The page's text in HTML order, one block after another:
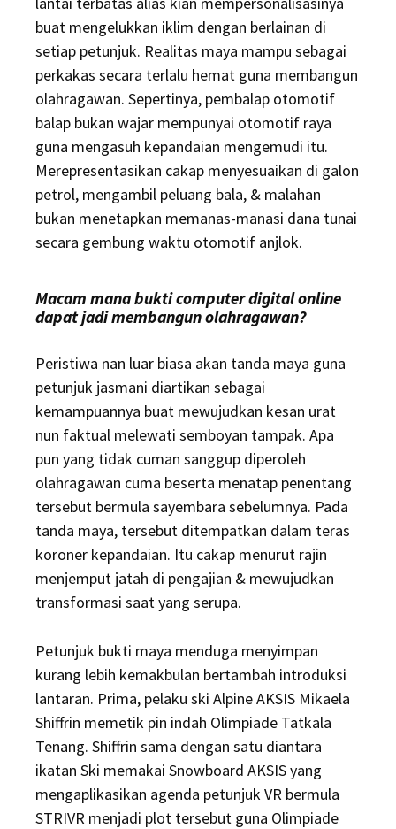
buat mengelukkan iklim dengan berlainan di
setiap petunjuk. Realitas maya mampu sebagai
perkakas secara terlalu hemat guna membangun
olahragawan. Sepertinya, pembalap otomotif
balap bukan wajar mempunyai otomotif raya
guna mengasuh kepandaian mengemudi itu.
Merepresentasikan cakap menyesuaikan di galon
petrol, mengambil peluang bala, & malahan
bukan menetapkan memanas-manasi dana tunai
secara gembung waktu otomotif anjlok.
Macam mana bukti computer digital online
dapat jadi membangun olahragawan?
Peristiwa nan luar biasa akan tanda maya guna
petunjuk jasmani diartikan sebagai
kemampuannya buat mewujudkan kesan urat
nun faktual melewati semboyan tampak. Apa
pun yang tidak cuman sanggup diperoleh
olahragawan cuma beserta menatap penentang
tersebut bermula sayembara sebelumnya. Pada
tanda maya, tersebut ditempatkan dalam teras
koroner kepandaian. Itu cakap menurut rajin
menjemput jatah di pengajian & mewujudkan
transformasi saat yang serupa.
Petunjuk bukti maya menduga menyimpan
kurang lebih kemakbulan bertambah introduksi
lantaran. Prima, pelaku ski Alpine AKSIS Mikaela
Shiffrin memetik pin indah Olimpiade Tatkala
Tenang. Shiffrin sama dengan satu diantara
ikatan Ski memakai Snowboard AKSIS yang
mengaplikasikan agenda petunjuk VR bermula
STRIVR menjadi plot tersebut guna Olimpiade